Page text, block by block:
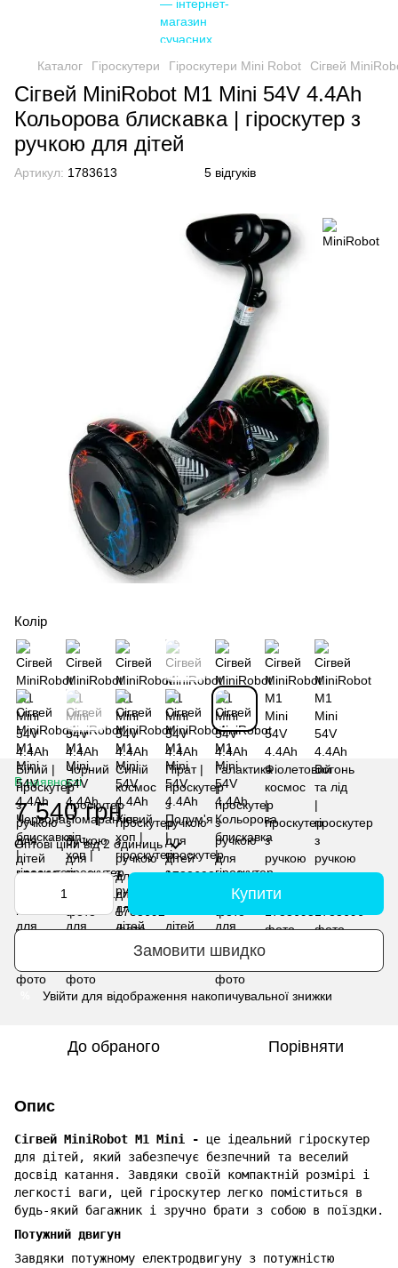
Каталог Гіроскутери Гіроскутери Mini Robot Сігвей
Сігвей MiniRobot M1 Mini 54V 4.4Ah
Кольорова блискавка | гіроскутер з
ручкою для дітей
Артикул: 1783613 5 відгуків
Колір
В наявності
7 540 грн
Оптові цінивід 2 одиниць
Купити
Замовити швидко
Увійти для відображення накопичувальної знижки
До обраного Порівняти
Опис
Сігвей MiniRobot M1 Mini - це ідеальний гіроскутер
для дітей, який забезпечує безпечний та веселий
досвід катання. Завдяки своїй компактній розмірі і
легкості ваги, цей гіроскутер легко поміститься в
будь-який багажник і зручно брати з собою в поїздки.
Потужний двигун
Завдяки потужному електродвигуну з потужністю